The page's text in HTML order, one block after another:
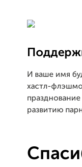
И ваше имя
хастл-
развитию